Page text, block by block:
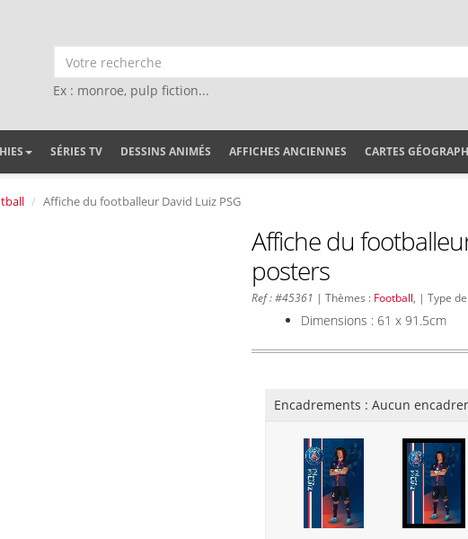
Ex : monroe, pulp fiction...
SÉRIES TV DESSINS ANIMÉS AFFICHES ANCIENNES CARTES
Affiche du footballeur David Luiz PSG
Affiche du
posters
Ref : #45361 | Thèmes : Football , | Type
Dimensions : 61 x 91.5cm
Encadrements : Aucun